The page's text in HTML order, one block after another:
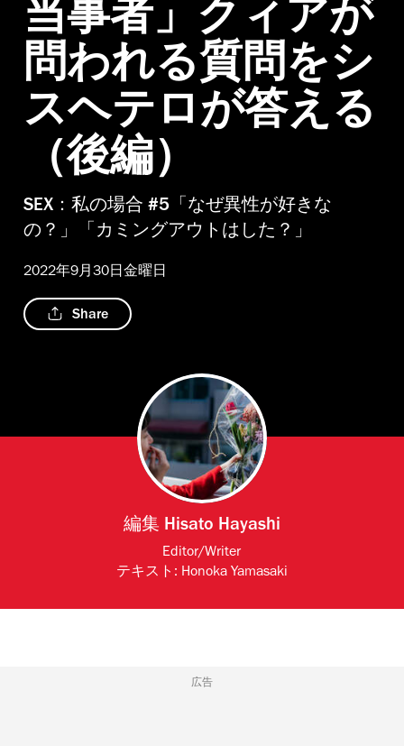
当事者」クィアが
問われる質問をシ
スヘテロが答える
（後編）
SEX：私の場合 #5「なぜ異性が好きな
の？」「カミングアウトはした？」
2022年9月30日金曜日
Share
編集 Hisato Hayashi
Editor/Writer
テキスト: Honoka Yamasaki
広告